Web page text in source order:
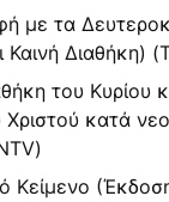
με τα
Καινή Διαθήκη)
του Κυρίου
κατά
Κείμενο